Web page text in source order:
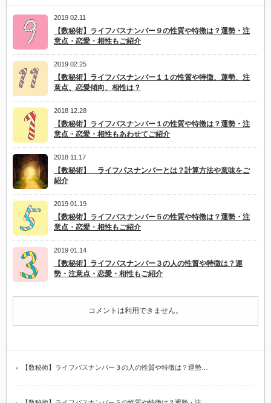
2019 02.11
【数秘術】ライフパスナンバー９の性質や特徴は？運勢・注
意点・恋愛・相性もご紹介
2019 02.25
【数秘術】ライフパスナンバー１１の性質や特徴、運勢、注
意点、恋愛傾向、相性は？
2018 12.28
【数秘術】ライフパスナンバー１の性質や特徴は？運勢・注
意点・恋愛・相性もあわせてご紹介
2018 11.17
【数秘術】 ライフパスナンバーとは？計算方法や意味をご
紹介
2019 01.19
【数秘術】ライフパスナンバー５の性質や特徴は？運勢・注
意点・恋愛・相性もご紹介
2019 01.14
【数秘術】ライフパスナンバー３の人の性質や特徴は？運
勢・注意点・恋愛・相性もご紹介
コメントは利用できません。
【数秘術】ライフパスナンバー３の人の性質や特徴は？運勢…